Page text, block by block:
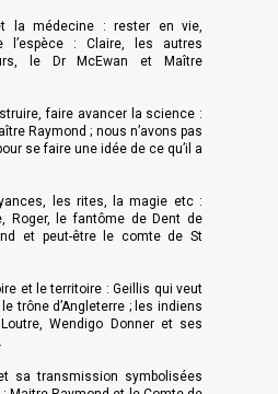
la médecine : rester en vie,
l’espèce : Claire, les autres
le Dr McEwan et Maître
faire avancer la science :
Raymond ; nous n’avons pas
se faire une idée de ce qu’il a
les rites, la magie etc :
Roger, le fantôme de Dent de
et peut-être le comte de St
et le territoire : Geillis qui veut
trône d’Angleterre ; les indiens
Wendigo Donner et ses
sa transmission symbolisées